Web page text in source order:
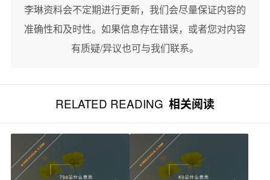
李琳资料会不定期进行更新，我们会尽量保证内容的
准确性和及时性。如果信息存在错误，或者您对内容
有质疑/异议也可与我们联系。
RELATED READING 相关阅读